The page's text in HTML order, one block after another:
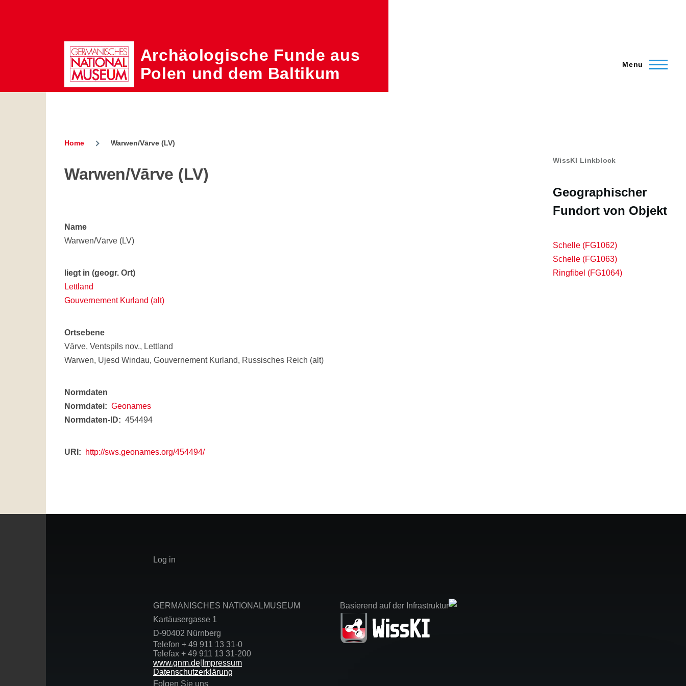
Archäologische Funde aus
Polen und dem Baltikum
Menu
Breadcrumb
Home Warwen/Vārve (LV)
Warwen/Vārve (LV)
Name
Warwen/Vārve (LV)
liegt in (geogr. Ort)
Lettland
Gouvernement Kurland (alt)
Ortsebene
Vārve, Ventspils nov., Lettland
Warwen, Ujesd Windau, Gouvernement Kurland, Russisches Reich (alt)
Normdaten
Normdatei
Geonames
Normdaten-ID
454494
URI http://sws.geonames.org/454494/
WissKI Linkblock
Geographischer
Fundort von Objekt
Schelle (FG1062)
Schelle (FG1063)
Ringfibel (FG1064)
User
account
Log in
GERMANISCHES NATIONALMUSEUM
Kartäusergasse 1
D-90402 Nürnberg
Telefon + 49 911 13 31-0
Telefax + 49 911 13 31-200
www.gnm.de Impressum
Datenschutzerklärung
Folgen Sie uns
Basierend auf der Infrastruktur